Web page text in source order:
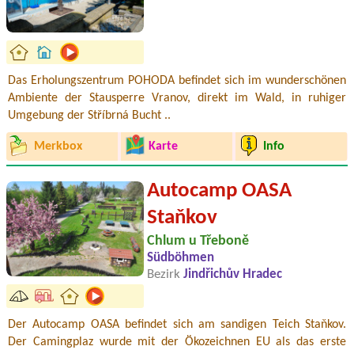
Das Erholungszentrum POHODA befindet sich im wunderschönen
Ambiente der Stausperre Vranov, direkt im Wald, in ruhiger
Umgebung der Stříbrná Bucht ..
Merkbox Karte Info
Autocamp OASA
Staňkov
Chlum u Třeboně
Südböhmen
Bezirk Jindřichův Hradec
Der Autocamp OASA befindet sich am sandigen Teich Staňkov.
Der Camingplaz wurde mit der Ökozeichnen EU als das erste